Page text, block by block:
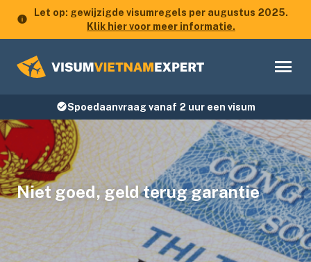
Let op: gewijzigde visumregels per augustus 2025.
Klik hier voor meer informatie.
Spoedaanvraag vanaf 2 uur een visum
Niet goed, geld terug garantie